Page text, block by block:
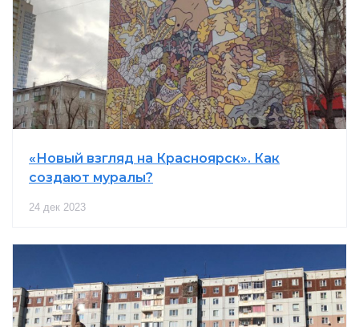
«Новый взгляд на Красноярск». Как
создают муралы?
24 дек 2023